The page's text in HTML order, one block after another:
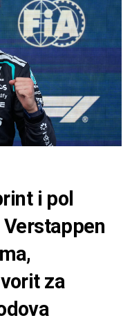
i pol
za